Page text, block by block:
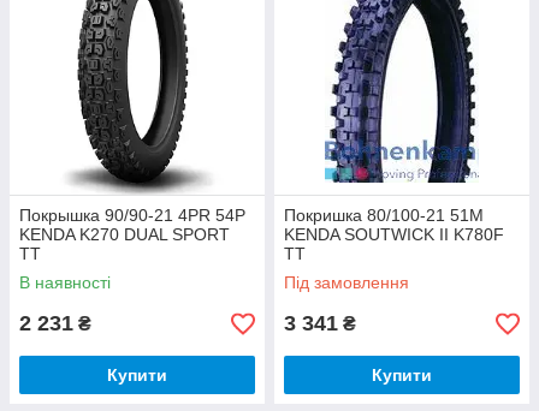
Покрышка 90/90-21 4PR 54P
KENDA K270 DUAL SPORT
TT
В наявності
2 231 ₴
Купити
Покришка 80/100-21 51M
KENDA SOUTWICK II K780F
TT
Під замовлення
3 341 ₴
Купити